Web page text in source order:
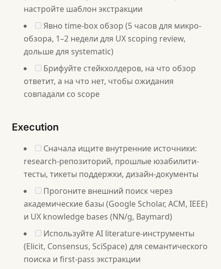
настройте шаблон экстракции
Явно time-box обзор (5 часов для микро-
обзора, 1–2 недели для UX scoping review,
дольше для systematic)
Брифуйте стейкхолдеров, на что обзор
ответит, а на что нет, чтобы ожидания
совпадали со scope
Execution
Сначала ищите внутренние источники:
research-репозиторий, прошлые юзабилити-
тесты, тикеты поддержки, дизайн-документы
Прогоните внешний поиск через
академические базы (Google Scholar, ACM, IEEE)
и UX knowledge bases (NN/g, Baymard)
Используйте AI literature-инструменты
(Elicit, Consensus, SciSpace) для семантического
поиска и first-pass экстракции